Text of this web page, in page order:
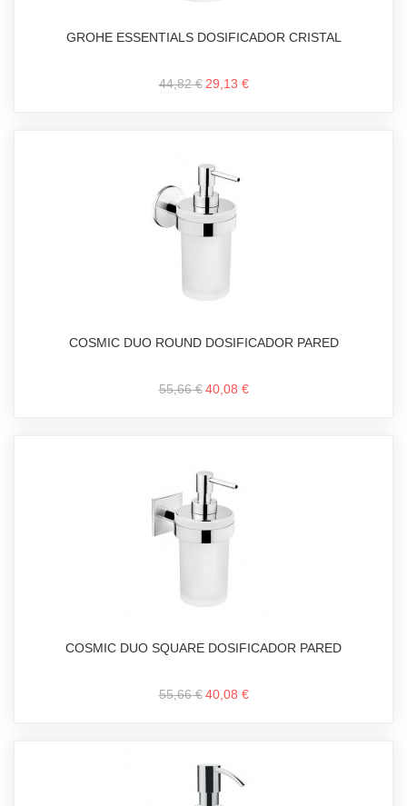
GROHE ESSENTIALS DOSIFICADOR CRISTAL
44,82 € 29,13 €
COSMIC DUO ROUND DOSIFICADOR PARED
55,66 € 40,08 €
COSMIC DUO SQUARE DOSIFICADOR PARED
55,66 € 40,08 €